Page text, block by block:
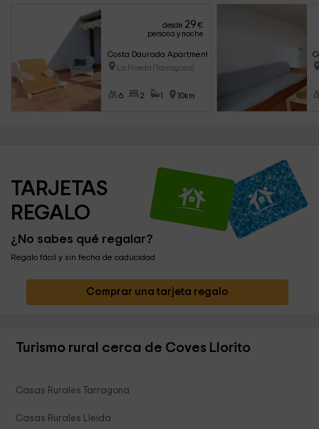
desde 29€
persona y noche
Costa Daurada Apartments- Stival Park Luxe
La Pineda (Tarragona)
6 2 1 10km
TARJETAS
REGALO
¿No sabes qué regalar?
Regalo fácil y sin fecha de caducidad
Comprar una tarjeta regalo
Turismo rural cerca de Coves Llorito
Casas Rurales Tarragona
Casas Rurales Lleida